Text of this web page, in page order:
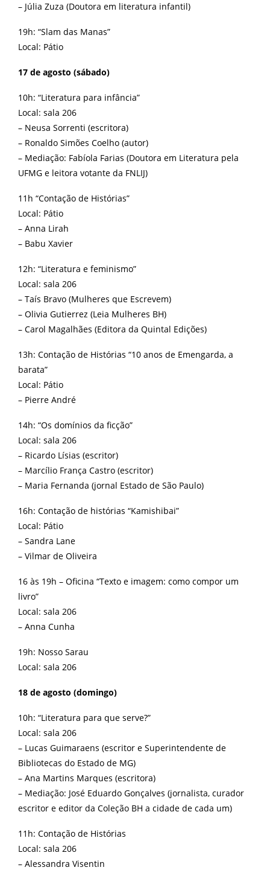
– Júlia Zuza (Doutora em literatura infantil)
19h: “Slam das Manas”
Local: Pátio
17 de agosto (sábado)
10h: “Literatura para infância”
Local: sala 206
– Neusa Sorrenti (escritora)
– Ronaldo Simões Coelho (autor)
– Mediação: Fabíola Farias (Doutora em Literatura pela
UFMG e leitora votante da FNLIJ)
11h “Contação de Histórias”
Local: Pátio
– Anna Lirah
– Babu Xavier
12h: “Literatura e feminismo”
Local: sala 206
– Taís Bravo (Mulheres que Escrevem)
– Olivia Gutierrez (Leia Mulheres BH)
– Carol Magalhães (Editora da Quintal Edições)
13h: Contação de Histórias “10 anos de Emengarda, a
barata”
Local: Pátio
– Pierre André
14h: “Os domínios da ficção”
Local: sala 206
– Ricardo Lísias (escritor)
– Marcílio França Castro (escritor)
– Maria Fernanda (jornal Estado de São Paulo)
16h: Contação de histórias “Kamishibai”
Local: Pátio
– Sandra Lane
– Vilmar de Oliveira
16 às 19h – Oficina “Texto e imagem: como compor um
livro”
Local: sala 206
– Anna Cunha
19h: Nosso Sarau
Local: sala 206
18 de agosto (domingo)
10h: “Literatura para que serve?”
Local: sala 206
– Lucas Guimaraens (escritor e Superintendente de
Bibliotecas do Estado de MG)
– Ana Martins Marques (escritora)
– Mediação: José Eduardo Gonçalves (jornalista, curador
escritor e editor da Coleção BH a cidade de cada um)
11h: Contação de Histórias
Local: sala 206
– Alessandra Visentin